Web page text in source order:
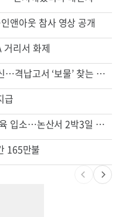
앤아웃 참사 영상 공개
리서 화제
74m짜리 보잉777, 화물기 변신…격납고서 ‘보물’ 찾는 인천공항
급
천하람, 현역 의원 최초 신병교육 입소…논산서 2박3일 생활
165만불